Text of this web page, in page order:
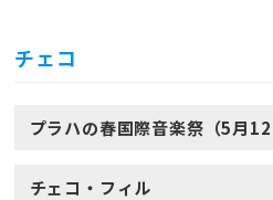
チェコ
プラハの春国際音楽祭（5月12
チェコ・フィル